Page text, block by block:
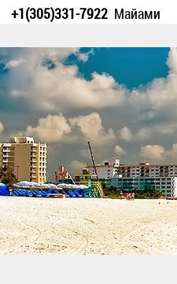
+1(305)331-7922 Майами